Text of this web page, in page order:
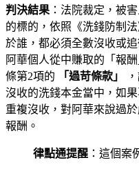
判決結果 ：法院裁定，被
的標的，依照《洗錢防制
於誰，都必須全數沒收或
阿華個人從中賺取的「報
條第2項的
「過苛條款」
沒收的洗錢本金當中，如
重複沒收，對阿華來說過
報酬。
律點通提醒 ：這個案